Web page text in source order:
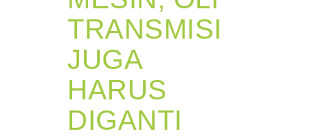
TRANSMISI
JUGA
HARUS
DIGANTI